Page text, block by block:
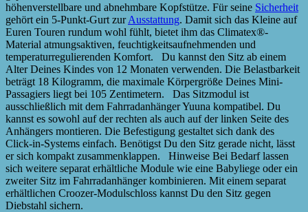
höhenverstellbare und abnehmbare Kopfstütze. Für seine Sicherheit
gehört ein 5-Punkt-Gurt zurAusstattung. Damit sich das Kleine auf
Euren Touren rundum wohl fühlt, bietet ihm das Climatex®-
Material atmungsaktiven, feuchtigkeitsaufnehmenden und
temperaturregulierenden Komfort. Du kannst den Sitz ab einem
Alter Deines Kindes von 12 Monaten verwenden. Die Belastbarkeit
beträgt 18 Kilogramm, die maximale Körpergröße Deines Mini-
Passagiers liegt bei 105 Zentimetern. Das Sitzmodul ist
ausschließlich mit dem Fahrradanhänger Yuuna kompatibel. Du
kannst es sowohl auf der rechten als auch auf der linken Seite des
Anhängers montieren. Die Befestigung gestaltet sich dank des
Click-in-Systems einfach. Benötigst Du den Sitz gerade nicht, lässt
er sich kompakt zusammenklappen. Hinweise Bei Bedarf lassen
sich weitere separat erhältliche Module wie eine Babyliege oder ein
zweiter Sitz im Fahrradanhänger kombinieren. Mit einem separat
erhältlichen Croozer-Modulschloss kannst Du den Sitz gegen
Diebstahl sichern.